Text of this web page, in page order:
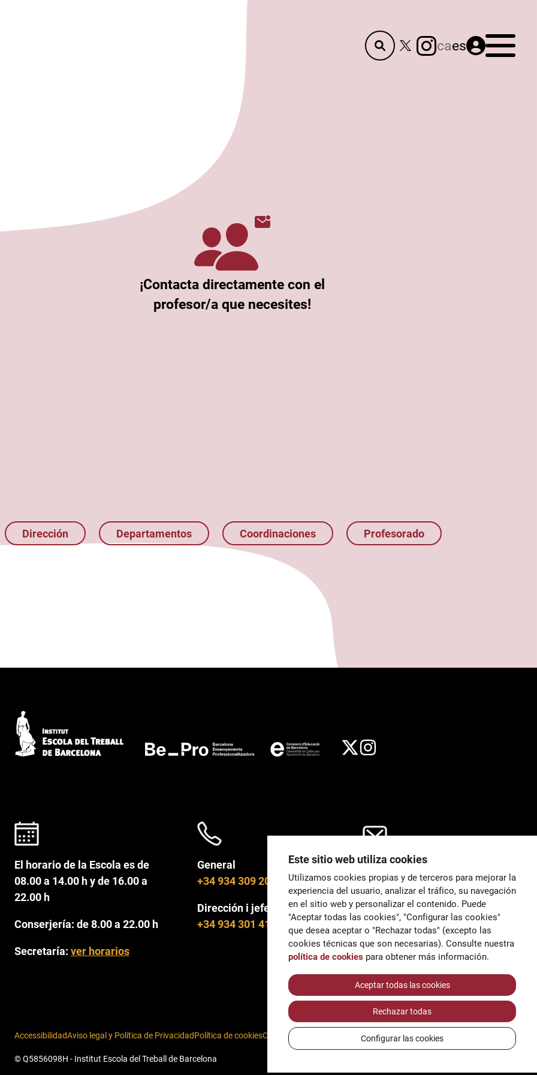
caes Menú
¡Contacta directamente con el
profesor/a que necesites!
Dirección Departamentos Coordinaciones Profesorado
El horario de la Escola es de
08.00 a 14.00 h y de 16.00 a
22.00 h
Conserjería: de 8.00 a 22.00 h
Secretaría: ver horarios
General
+34 934 309 200
Dirección i jefes de estudio
+34 934 301 415
General
correu@escoladeltreball.org
Información
informacio@escoladeltreball.o
rg
AccessibilidadAviso legal y Política de PrivacidadPolítica de cookiesCréditos
© Q5856098H - Institut Escola del Treball de Barcelona
Este sitio web utiliza cookies
Utilizamos cookies propias y de terceros para mejorar la
experiencia del usuario, analizar el tráfico, su navegación
en el sitio web y personalizar el contenido. Puede
"Aceptar todas las cookies", "Configurar las cookies"
que desea aceptar o "Rechazar todas" (excepto las
cookies técnicas que son necesarias). Consulte nuestra
política de cookies para obtener más información.
Aceptar todas las cookies
Rechazar todas
Configurar las cookies